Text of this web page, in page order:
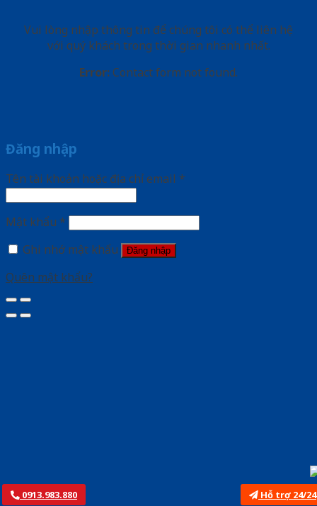
0913.983.880 Hỗ trợ 24/24
Vui lòng nhập thông tin để chúng tôi có thể liên hệ
với quý khách trong thời gian nhanh nhất.
Error: Contact form not found.
Đăng nhập
Tên tài khoản hoặc địa chỉ email *
Mật khẩu *
Ghi nhớ mật khẩu
Đăng nhập
Quên mật khẩu?